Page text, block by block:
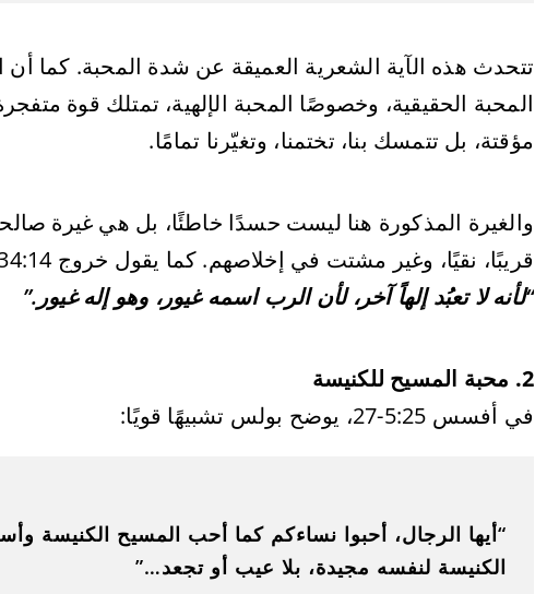
تتحدث هذه الآية الشعرية العميقة عن شدة المحبة. كما
المحبة الحقيقية، وخصوصًا المحبة الإلهية، تمتلك قوة
مؤقتة، بل تتمسك بنا، تختمنا، وتغيّرنا تمامًا.
والغيرة المذكورة هنا ليست حسدًا خاطئًا، بل هي غيرة
قريبًا، نقيًا، وغير مشتت في إخلاصهم. كما يقول خروج 34:14:
“لأنه لا تعبُد إلهاً آخر، لأن الرب اسمه غيور، وهو إله غيور.”
2. محبة المسيح للكنيسة
في أفسس 5:25-27، يوضح بولس تشبيهًا قويًا:
“أيها الرجال، أحبوا نساءكم كما أحب المسيح الكنيسة
الكنيسة لنفسه مجيدة، بلا عيب أو تجعد…”